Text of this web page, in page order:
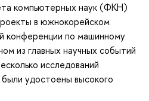
компьютерных наук (ФКН)
в южнокорейском
конференции по машинному
из главных научных событий
исследований
удостоены высокого